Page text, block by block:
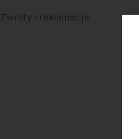
Zwroty i reklamacje